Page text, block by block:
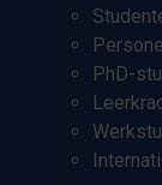
PhD-